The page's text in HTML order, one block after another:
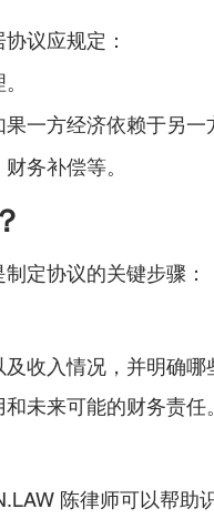
议应规定：
一方经济依赖于另一
务补偿等。
定协议的关键步骤：
收入情况，并明确
未来可能的财务责任。
陈律师可以帮助